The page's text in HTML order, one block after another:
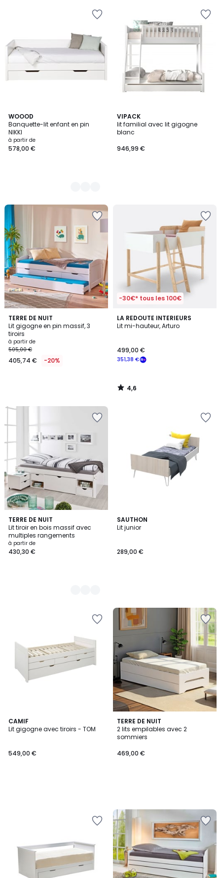
WOOOD
Banquette-lit enfant en pin
NIKKI
à partir de
578,00 €
2
Couleurs
VIPACK
lit familial avec lit gigogne
blanc
946,99 €
TERRE DE NUIT
Lit gigogne en pin massif, 3
tiroirs
à partir de
505,00 €
405,74 € -20%
-30€* tous les 100€
LA REDOUTE INTERIEURS
Lit mi-hauteur, Arturo
351,38 €
499,00 €
4,6
/ 5
4,6
/
TERRE DE NUIT
Lit tiroir en bois massif avec
multiples rangements
à partir de
430,30 €
2
Couleurs
SAUTHON
Lit junior
289,00 €
CAMIF
Lit gigogne avec tiroirs - TOM
549,00 €
TERRE DE NUIT
2 lits empilables avec 2
sommiers
469,00 €